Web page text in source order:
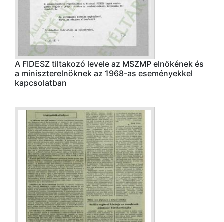
A FIDESZ tiltakozó levele az MSZMP elnökének és
a miniszterelnöknek az 1968-as eseményekkel
kapcsolatban